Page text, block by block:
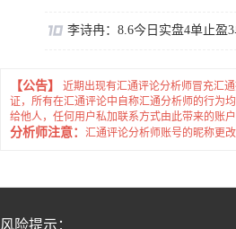
【公告】
近期出现有汇通评论分析师冒充汇
证，所有在汇通评论中自称汇通分析师的行为
给他人，任何用户私加联系方式由此带来的账
分析师注意： 汇通评论分析师账号的昵称更
风险提示：